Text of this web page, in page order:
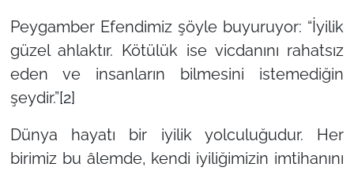
Peygamber Efendimiz şöyle buyuruyor: “İyilik
güzel ahlaktır. Kötülük ise vicdanını rahatsız
eden ve insanların bilmesini istemediğin
şeydir.”[2]
Dünya hayatı bir iyilik yolculuğudur. Her
birimiz bu âlemde, kendi iyiliğimizin imtihanını